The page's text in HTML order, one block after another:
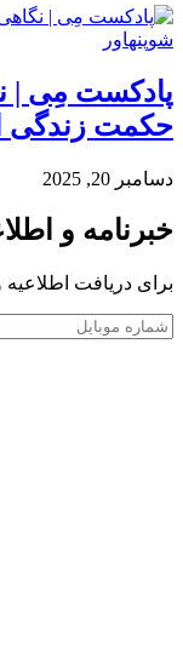
پادکست مِی |
حکمت زندگی
دسامبر 20, 2025
خبرنامه و
برای دریافت اطلاعیه